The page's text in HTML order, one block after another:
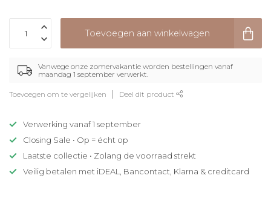
Toevoegen aan winkelwagen
Vanwege onze zomervakantie worden bestellingen vanaf
maandag 1 september verwerkt.
Toevoegen om te vergelijken Deel dit product
Verwerking vanaf 1 september
Closing Sale • Op = écht op
Laatste collectie • Zolang de voorraad strekt
Veilig betalen met iDEAL, Bancontact, Klarna & creditcard